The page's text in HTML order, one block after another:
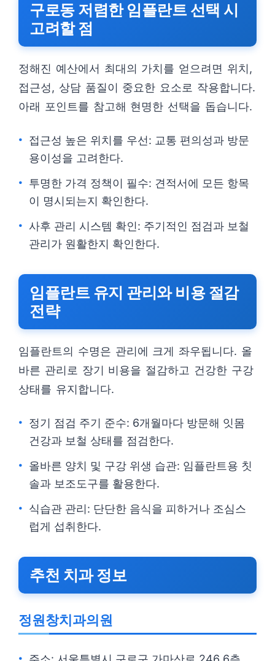
구로동 저렴한 임플란트 선택 시
고려할 점
정해진 예산에서 최대의 가치를 얻으려면 위치,
접근성, 상담 품질이 중요한 요소로 작용합니다.
아래 포인트를 참고해 현명한 선택을 돕습니다.
접근성 높은 위치를 우선: 교통 편의성과 방문
용이성을 고려한다.
투명한 가격 정책이 필수: 견적서에 모든 항목
이 명시되는지 확인한다.
사후 관리 시스템 확인: 주기적인 점검과 보철
관리가 원활한지 확인한다.
임플란트 유지 관리와 비용 절감
전략
임플란트의 수명은 관리에 크게 좌우됩니다. 올
바른 관리로 장기 비용을 절감하고 건강한 구강
상태를 유지합니다.
정기 점검 주기 준수: 6개월마다 방문해 잇몸
건강과 보철 상태를 점검한다.
올바른 양치 및 구강 위생 습관: 임플란트용 칫
솔과 보조도구를 활용한다.
식습관 관리: 단단한 음식을 피하거나 조심스
럽게 섭취한다.
추천 치과 정보
정원창치과의원